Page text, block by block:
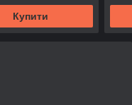
Купити